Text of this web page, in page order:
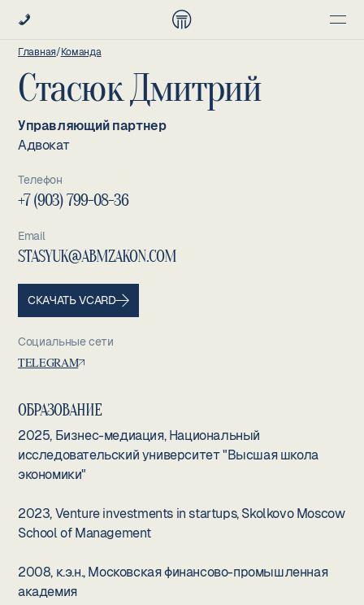
Главная/ Команда
Стасюк Дмитрий
Управляющий партнер
Адвокат
Телефон
+7 (903) 799-08-36
Email
STASYUK@ABMZAKON.COM
СКАЧАТЬ VCARD
Социальные сети
TELEGRAM
ОБРАЗОВАНИЕ
2025, Бизнес-медиация, Национальный
исследовательский университет "Высшая школа
экономики"
2023, Venture investments in startups, Skolkovo Moscow
School of Management
2008, к.э.н., Московская финансово-промышленная
академия